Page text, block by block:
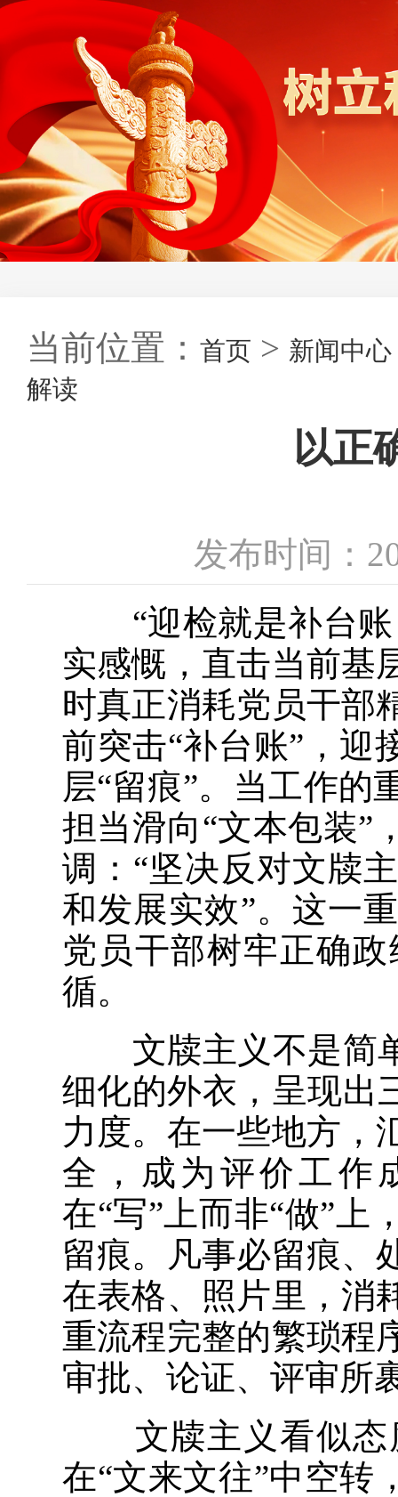
当前位置： 首页 > 新闻中心
解读
以正
发布时间：
“迎检就是补台账
实感慨，直击当前基
时真正消耗党员干部
前突击“补台账”，迎
层“留痕”。当工作的
担当滑向“文本包装”
调：“坚决反对文牍
和发展实效”。这一
党员干部树牢正确
循。
文牍主义不是简单
细化的外衣，呈现出
力度。在一些地方，
全，成为评价工作
在“写”上而非“做”上
留痕。凡事必留痕、
在表格、照片里，消
重流程完整的繁琐程
审批、论证、评审所
文牍主义看似态
在“文来文往”中空转